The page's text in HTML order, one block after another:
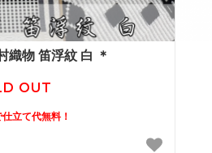
織物 笛浮紋 白 ＊
OUT
立て代無料！